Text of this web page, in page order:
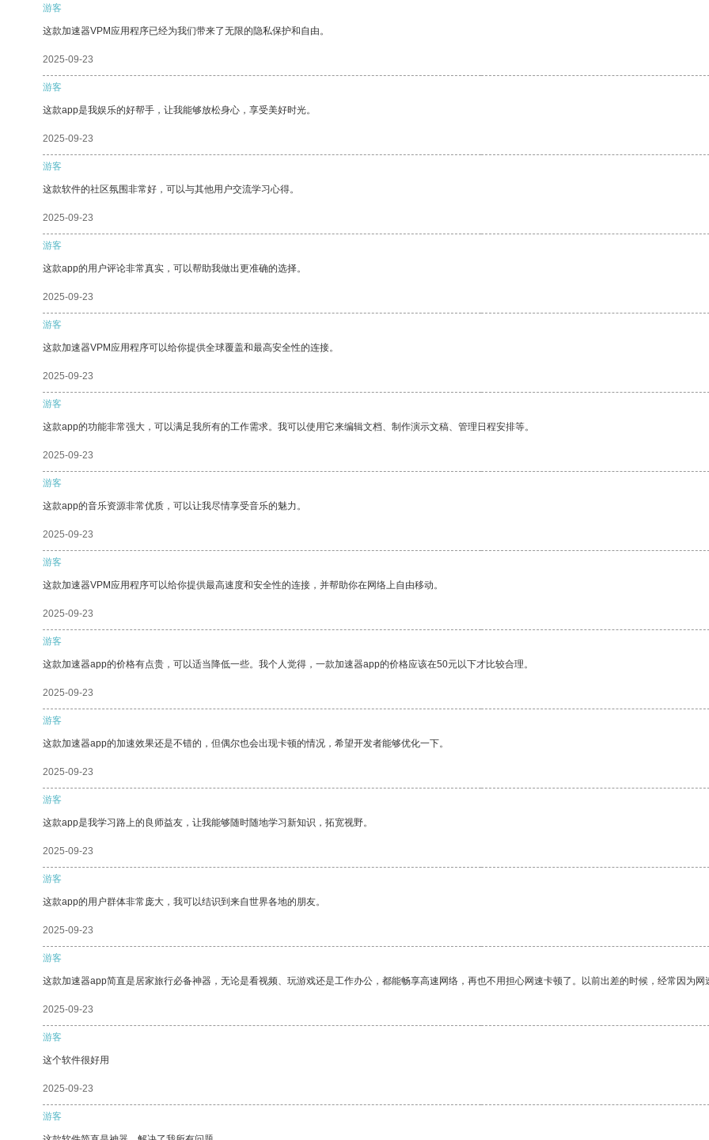
游客
这款加速器VPM应用程序已经为我们带来了无限的隐私保护和自由。
2025-09-23
游客
这款app是我娱乐的好帮手，让我能够放松身心，享受美好时光。
2025-09-23
游客
这款软件的社区氛围非常好，可以与其他用户交流学习心得。
2025-09-23
游客
这款app的用户评论非常真实，可以帮助我做出更准确的选择。
2025-09-23
游客
这款加速器VPM应用程序可以给你提供全球覆盖和最高安全性的连接。
2025-09-23
游客
这款app的功能非常强大，可以满足我所有的工作需求。我可以使用它来编辑文档、制作演示文稿、管理日程安排等。
2025-09-23
游客
这款app的音乐资源非常优质，可以让我尽情享受音乐的魅力。
2025-09-23
游客
这款加速器VPM应用程序可以给你提供最高速度和安全性的连接，并帮助你在网络上自由移动。
2025-09-23
游客
这款加速器app的价格有点贵，可以适当降低一些。我个人觉得，一款加速器app的价格应该在50元以下才比较合理。
2025-09-23
游客
这款加速器app的加速效果还是不错的，但偶尔也会出现卡顿的情况，希望开发者能够优化一下。
2025-09-23
游客
这款app是我学习路上的良师益友，让我能够随时随地学习新知识，拓宽视野。
2025-09-23
游客
这款app的用户群体非常庞大，我可以结识到来自世界各地的朋友。
2025-09-23
游客
这款加速器app简直是居家旅行必备神器，无论是看视频、玩游戏还是工作办公，都能畅享高速网络，再也不用担心网速卡顿了。以前出差的时候，经常因为
2025-09-23
游客
这个软件很好用
2025-09-23
游客